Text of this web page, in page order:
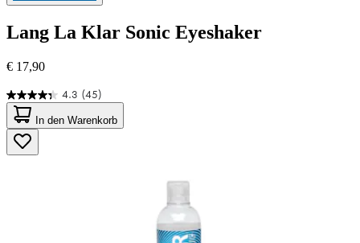
Lang La Klar Sonic Eyeshaker
€ 17,90
4.3 (45)
4.3
von
5
Sternen.
45
In den Warenkorb